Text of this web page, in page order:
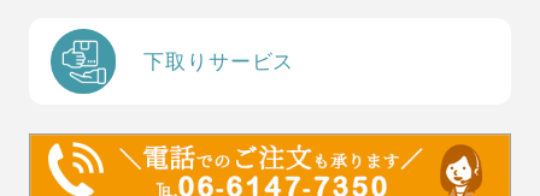
下取りサービス